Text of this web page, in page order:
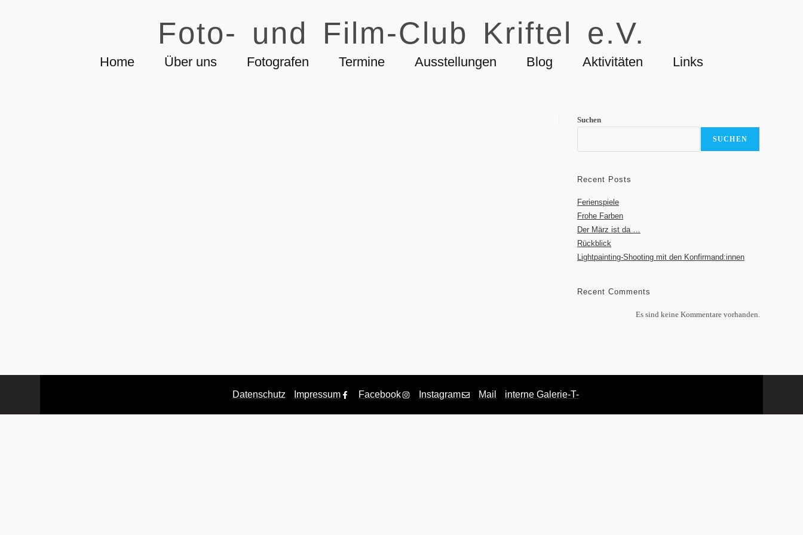
Foto- und Film-Club Kriftel e.V.
Home Über uns Fotografen Termine Ausstellungen Blog Aktivitäten Links
Suchen
SUCHEN
Recent Posts
Ferienspiele
Frohe Farben
Der März ist da …
Rückblick
Lightpainting-Shooting mit den Konfirmand:innen
Recent Comments
Es sind keine Kommentare vorhanden.
Datenschutz Impressum Facebook Instagram Mail interne Galerie-T-